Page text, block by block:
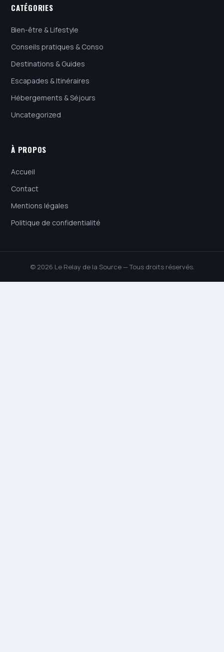
CATÉGORIES
Bien-être & Lifestyle
Conseils pratiques & Conso
Destinations & Guides
Escapades & Itinéraires
Hébergements & Séjours
Uncategorized
À PROPOS
Accueil
Contact
Mentions légales
Politique de confidentialité
© 2026 Le Relay de la Source — Tous droits réservés.